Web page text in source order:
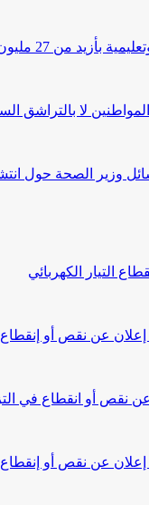
مليون درهم احتفاءً…
لا بالتراشق
وزير الصحة حول
التيار الكهربائي
عن نقص أو إنقطاع
نقص أو انقطاع في
عن نقص أو إنقطاع